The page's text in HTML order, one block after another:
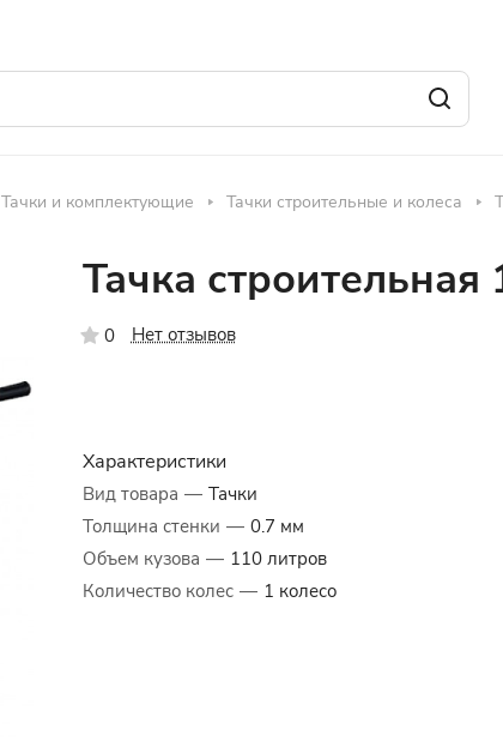
Тачки и комплектующие Тачки строительные и колеса
Тачка
0 Нет отзывов
Характеристики
Вид товара — Тачки
Толщина стенки — 0.7 мм
Объем кузова — 110 литров
Количество колес — 1 колесо